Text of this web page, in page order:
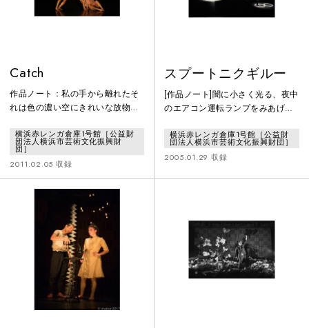
Catch
作品ノート：私の手から離れたそ
れは色の濃い空にきれいな放物線
うに精一杯両手を伸ばす
横浜赤レンガ倉庫1号館［公益財
団法人横浜市芸術文化振興財
団］
2011.02.05 収録
スプートニクギルー
[作品ノート]闇に小さく光る、夜中
のエアコン運転ランプをみあげ
つきりの、そのカタチのゆくすえ
を。シーツに広がる雪原、ひとが
たキエル。 *トン
ネルの中、走るからだに目隠しし
横浜赤レンガ倉庫1号館［公益財
団法人横浜市芸術文化振興財団］
2005.01.29 収録